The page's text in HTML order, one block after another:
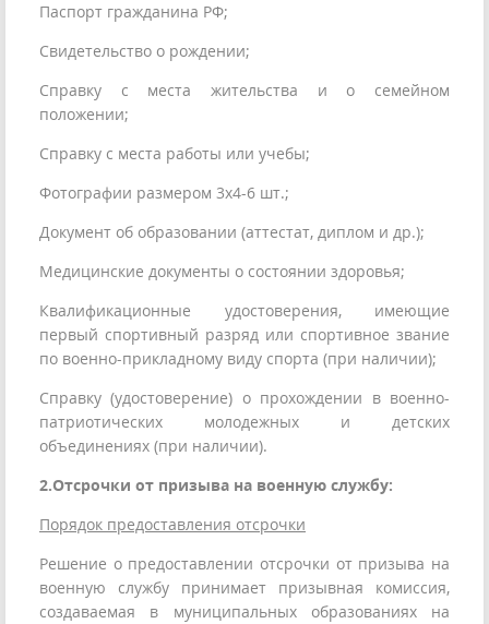
Паспорт гражданина РФ;
Свидетельство о рождении;
Справку с места жительства и о семейном
положении;
Справку с места работы или учебы;
Фотографии размером 3x4-6 шт.;
Документ об образовании (аттестат, диплом и др.);
Медицинские документы о состоянии здоровья;
Квалификационные удостоверения, имеющие
первый спортивный разряд или спортивное звание
по военно-прикладному виду спорта (при наличии);
Справку (удостоверение) о прохождении в военно-
патриотических молодежных и детских
объединениях (при наличии).
2.Отсрочки от призыва на военную службу:
Порядок предоставления отсрочки
Решение о предоставлении отсрочки от призыва на
военную службу принимает призывная комиссия,
создаваемая в муниципальных образованиях на